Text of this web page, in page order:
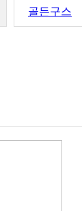
골든구스